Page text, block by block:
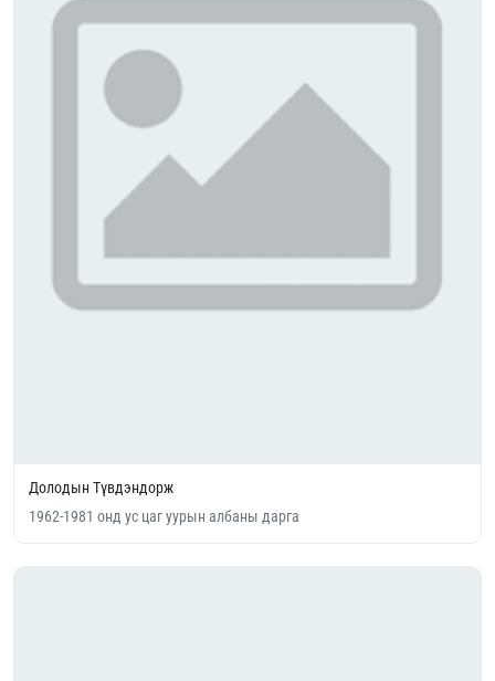
Долодын Түвдэндорж
1962-1981 онд ус цаг уурын албаны дарга